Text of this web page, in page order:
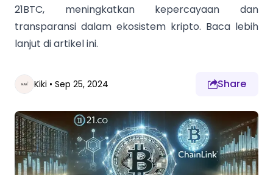
21BTC, meningkatkan kepercayaan dan
transparansi dalam ekosistem kripto. Baca lebih
lanjut di artikel ini.
Kiki • Sep 25, 2024 Share